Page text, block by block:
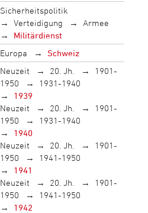
Sicherheitspolitik
Verteidigung
Armee
Militärdienst
Europa
Schweiz
Neuzeit 20. Jh.
1901-
1950
1931-1940
1939
Neuzeit
20. Jh.
1901-
1950
1931-1940
1940
Neuzeit
20. Jh.
1901-
1950
1941-1950
1941
Neuzeit
20. Jh.
1901-
1950
1941-1950
1942